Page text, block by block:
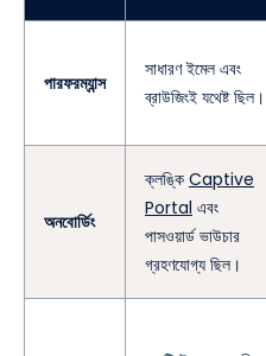
পারফরম্যান্স
সাধারণ ইমেল এবং
ব্রাউজিংই যথেষ্ট ছিল।
অনবোর্ডিং
ক্লঙ্কি Captive
Portal এবং
পাসওয়ার্ড ভাউচার
গ্রহণযোগ্য ছিল।